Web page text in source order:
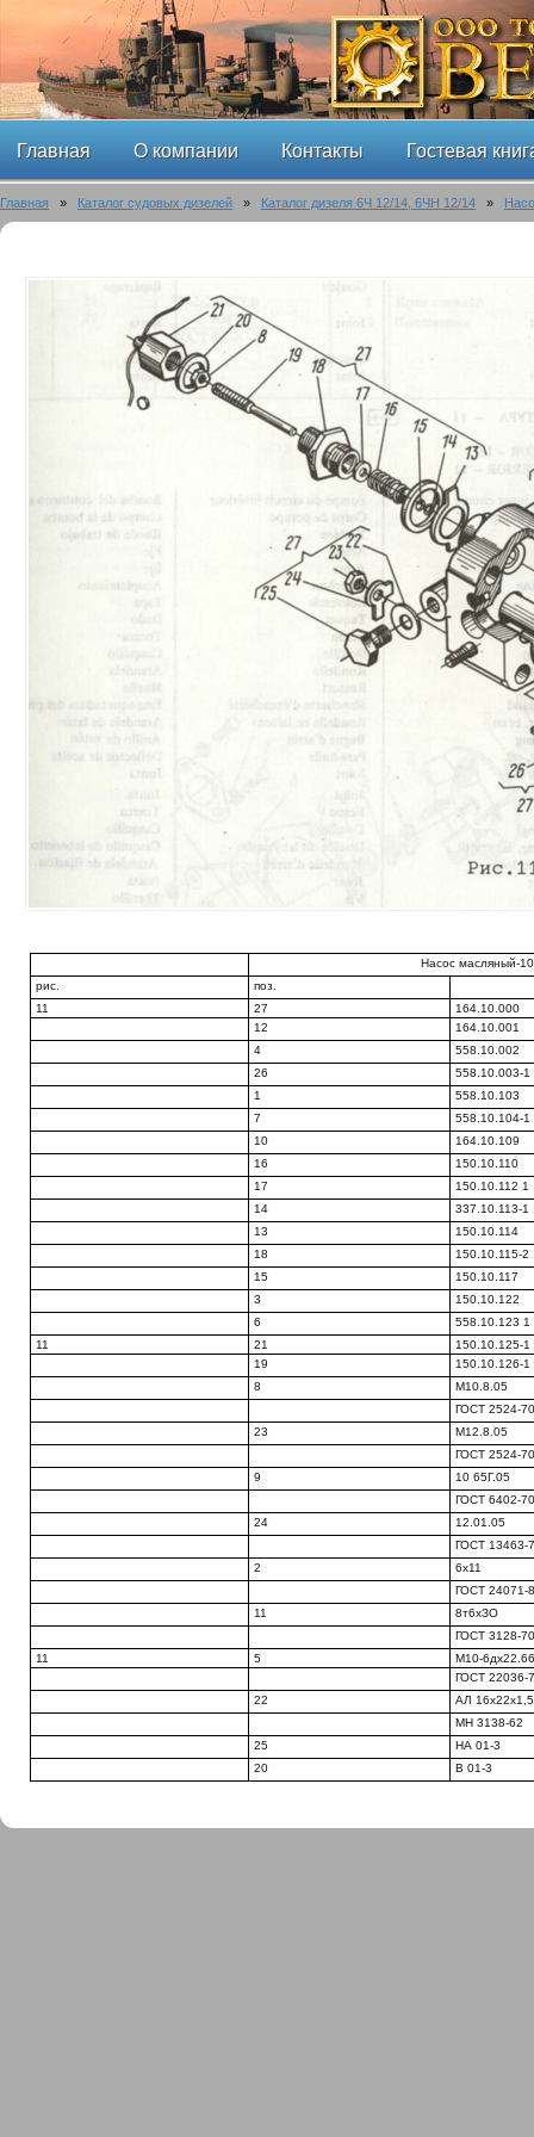
Главная О компании Контакты Гостевая
Главная » Каталог судовых дизелей » Каталог дизеля 6Ч 12/14, 6ЧН 12/14 »
Насос масляный-10
рис.
поз.
11
27
164.10.000
12
164.10.001
4
558.10.002
26
558.10.003-1
1
558.10.103
7
558.10.104-1
10
164.10.109
16
150.10.110
17
150.10.112 1
14
337.10.113-1
13
150.10.114
18
150.10.115-2
15
150.10.117
3
150.10.122
6
558.10.123 1
11
21
150.10.125-1
19
150.10.126-1
8
М10.8.05
ГОСТ 2524-
23
М12.8.05
ГОСТ 2524-
9
10 65Г.05
ГОСТ 6402-
24
12.01.05
ГОСТ 13463-
2
6x11
ГОСТ 24071-
11
8т6хЗО
ГОСТ 3128-
11
5
М10-
ГОСТ 22036-
22
АЛ 16x22x1,5
МН 3138-62
25
НА 01-3
20
В 01-3